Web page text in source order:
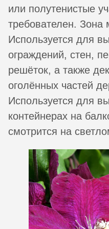
или полутенистые
требователен. Зона
Используется для
ограждений, стен,
решёток, а также
оголённых частей
Используется для
контейнерах на
смотрится на